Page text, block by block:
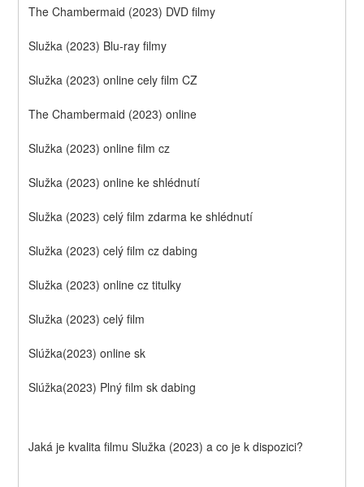
The Chambermaid (2023) DVD filmy
Služka (2023) Blu-ray filmy
Služka (2023) online cely film CZ
The Chambermaid (2023) online
Služka (2023) online film cz
Služka (2023) online ke shlédnutí
Služka (2023) celý film zdarma ke shlédnutí
Služka (2023) celý film cz dabing
Služka (2023) online cz titulky
Služka (2023) celý film
Slúžka(2023) online sk
Slúžka(2023) Plný film sk dabing
Jaká je kvalita filmu Služka (2023) a co je k dispozici?